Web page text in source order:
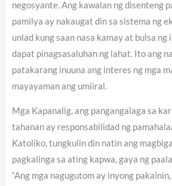
negosyante. Ang kawalan ng disenteng
pamilya ay nakaugat din sa sistema ng
unlad kung saan nasa kamay at bulsa ng
dapat pinagsasaluhan ng lahat. Ito ang
patakarang inuuna ang interes ng mga
mayayaman ang umiiral.
Mga Kapanalig, ang pangangalaga sa
tahanan ay responsabilidad ng
Katoliko, tungkulin din natin ang
pagkalinga sa ating kapwa, gaya ng
“Ang mga nagugutom ay inyong